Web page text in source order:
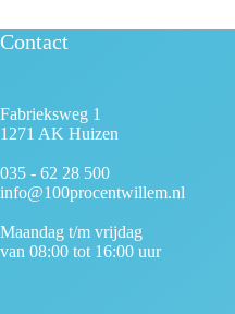
Contact
Fabrieksweg 1
1271 AK Huizen
035 - 62 28 500
info@100procentwillem.nl
Maandag t/m vrijdag
van 08:00 tot 16:00 uur